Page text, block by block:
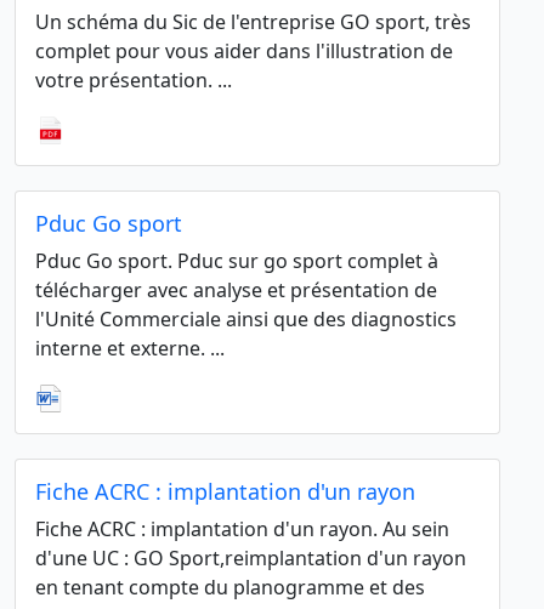
Un schéma du Sic de l'entreprise GO sport, très
complet pour vous aider dans l'illustration de
votre présentation. ...
Pduc Go sport
Pduc Go sport. Pduc sur go sport complet à
télécharger avec analyse et présentation de
l'Unité Commerciale ainsi que des diagnostics
interne et externe. ...
Fiche ACRC : implantation d'un rayon
Fiche ACRC : implantation d'un rayon. Au sein
d'une UC : GO Sport,reimplantation d'un rayon
en tenant compte du planogramme et des